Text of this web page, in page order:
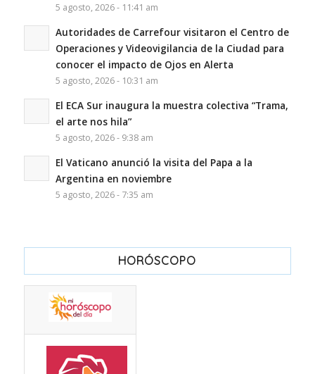
5 agosto, 2026 - 11:41 am
Autoridades de Carrefour visitaron el Centro de
Operaciones y Videovigilancia de la Ciudad para
conocer el impacto de Ojos en Alerta
5 agosto, 2026 - 10:31 am
El ECA Sur inaugura la muestra colectiva “Trama,
el arte nos hila”
5 agosto, 2026 - 9:38 am
El Vaticano anunció la visita del Papa a la
Argentina en noviembre
5 agosto, 2026 - 7:35 am
HORÓSCOPO